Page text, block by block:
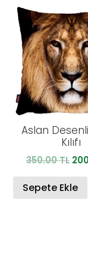
Aslan
Kılıfı
350.00TL
Sepete Ekle